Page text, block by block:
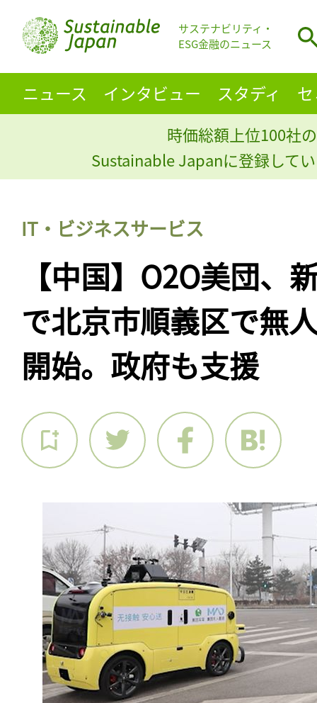
サステナビリティ・
ESG金融のニュース
ニュース インタビュー スタディ
時価総額上位100社
Sustainable Japanに登録して
IT・ビジネスサービス
【中国】O2O美団、
で北京市順義区で無
開始。政府も支援